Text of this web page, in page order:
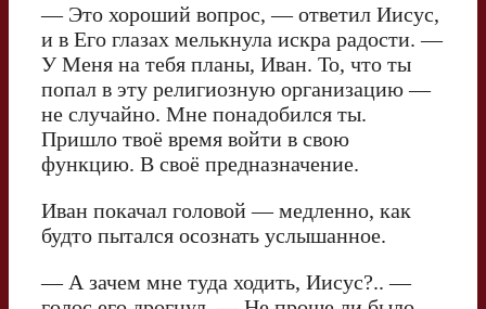
— Это хороший вопрос, — ответил Иисус,
и в Его глазах мелькнула искра радости. —
У Меня на тебя планы, Иван. То, что ты
попал в эту религиозную организацию —
не случайно. Мне понадобился ты.
Пришло твоё время войти в свою
функцию. В своё предназначение.
Иван покачал головой — медленно, как
будто пытался осознать услышанное.
— А зачем мне туда ходить, Иисус?.. —